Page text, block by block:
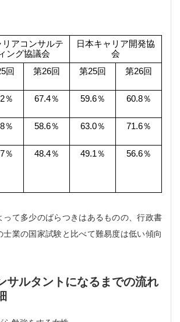
リアコンサルテ
ィング協議会
日本キャリア開発協
会
回 第26回 第25回 第26回
％ 67.4％ 59.6％ 60.8％
％ 58.6％ 63.0％ 71.6％
％ 48.4％ 49.1％ 56.6％
って多少のばらつきはあるものの、行政書
士業の国家試験と比べて難易度は低い傾向
サルタントになるまでの流れ